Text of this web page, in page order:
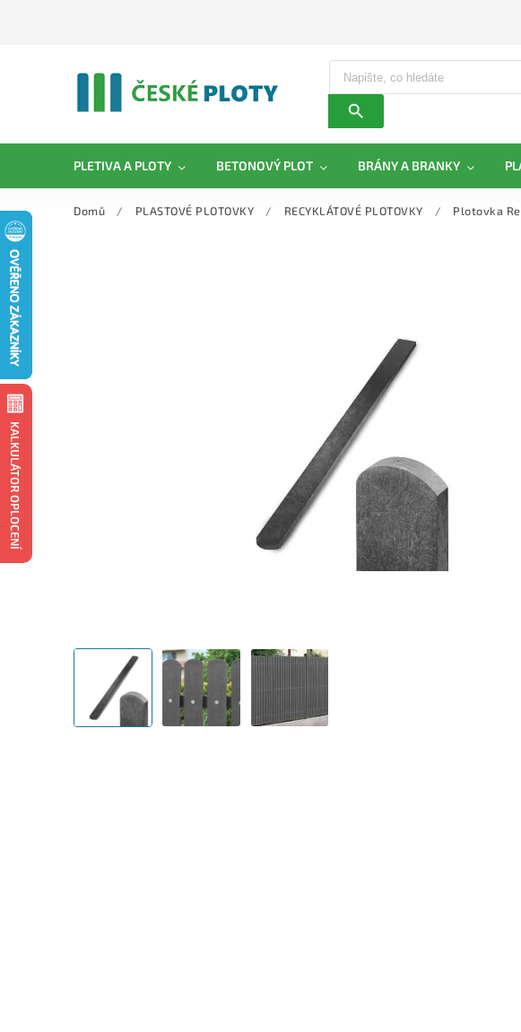
PLETIVA A PLOTY BETONOVÝ PLOT BRÁNY A BRANKY
Domů / PLASTOVÉ PLOTOVKY / RECYKLÁTOVÉ PLOTOVKY / Plotovka
KALKULÁTOR OPLOCENÍ